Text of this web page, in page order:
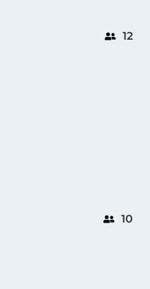
12
10